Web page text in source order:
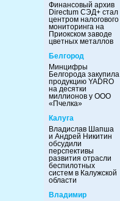
Финансовый архив
Directum СЭД+ стал
центром налогового
мониторинга на
Приокском заводе
цветных металлов
Белгород
Минцифры
Белгорода закупила
продукцию YADRO
на десятки
миллионов у ООО
«Пчелка»
Калуга
Владислав Шапша
и Андрей Никитин
обсудили
перспективы
развития отрасли
беспилотных
систем в Калужской
области
Владимир